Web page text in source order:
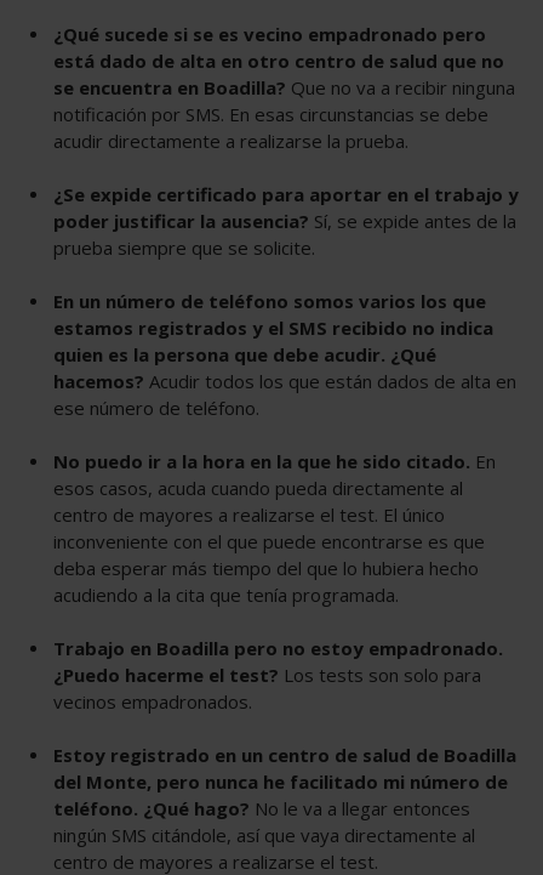
¿Qué sucede si se es vecino empadronado pero
está dado de alta en otro centro de salud que no
se encuentra en Boadilla? Que no va a recibir ninguna
notificación por SMS. En esas circunstancias se debe
acudir directamente a realizarse la prueba.
¿Se expide certificado para aportar en el trabajo y
poder justificar la ausencia? Sí, se expide antes de la
prueba siempre que se solicite.
En un número de teléfono somos varios los que
estamos registrados y el SMS recibido no indica
quien es la persona que debe acudir. ¿Qué
hacemos? Acudir todos los que están dados de alta en
ese número de teléfono.
No puedo ir a la hora en la que he sido citado. En
esos casos, acuda cuando pueda directamente al
centro de mayores a realizarse el test. El único
inconveniente con el que puede encontrarse es que
deba esperar más tiempo del que lo hubiera hecho
acudiendo a la cita que tenía programada.
Trabajo en Boadilla pero no estoy empadronado.
¿Puedo hacerme el test? Los tests son solo para
vecinos empadronados.
Estoy registrado en un centro de salud de Boadilla
del Monte, pero nunca he facilitado mi número de
teléfono. ¿Qué hago? No le va a llegar entonces
ningún SMS citándole, así que vaya directamente al
centro de mayores a realizarse el test.